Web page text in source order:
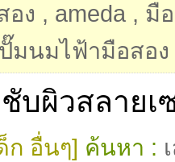
อง , ameda , มื
ปั๊มนมไฟ้ามือสอง
บผิวสลายเ
ก อื่นๆ] ค้นหา :